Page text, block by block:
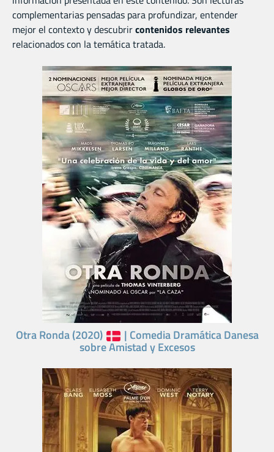
complementarias pensadas para profundizar, entender
mejor el contexto y descubrircontenidos relevantes
relacionados con la temática tratada.
Otra Ronda (2020) | Comedia Dramática Danesa
sobre Amistad y Excesos